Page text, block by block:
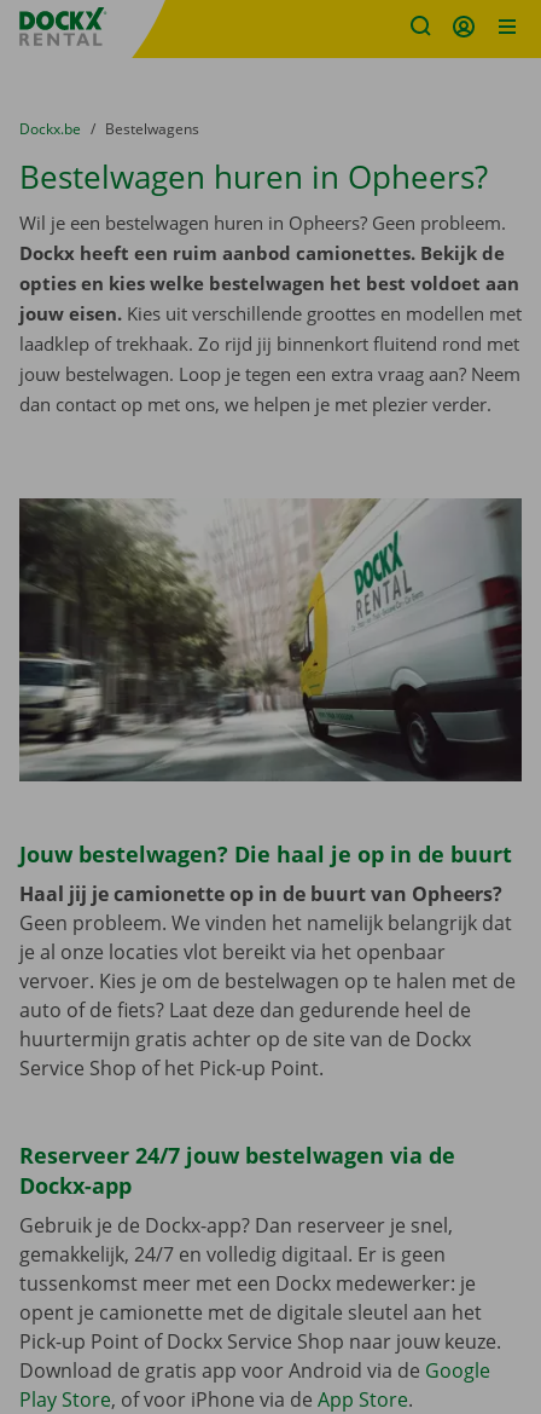
Fratello DEMO
U bevindt zich hier:
van
Dockx.be naar
Bestelwagens
Bestelwagen huren in Opheers?
Wil je een bestelwagen huren in Opheers? Geen probleem.
Dockx heeft een ruim aanbod camionettes. Bekijk de
opties en kies welke bestelwagen het best voldoet aan
jouw eisen. Kies uit verschillende groottes en modellen met
laadklep of trekhaak. Zo rijd jij binnenkort fluitend rond met
jouw bestelwagen. Loop je tegen een extra vraag aan? Neem
dan contact op met ons, we helpen je met plezier verder.
Jouw bestelwagen? Die haal je op in de buurt
Haal jij je camionette op in de buurt van Opheers?
Geen probleem. We vinden het namelijk belangrijk dat
je al onze locaties vlot bereikt via het openbaar
vervoer. Kies je om de bestelwagen op te halen met de
auto of de fiets? Laat deze dan gedurende heel de
huurtermijn gratis achter op de site van de Dockx
Service Shop of het Pick-up Point.
Reserveer 24/7 jouw bestelwagen via de
Dockx-app
Gebruik je de Dockx-app? Dan reserveer je snel,
gemakkelijk, 24/7 en volledig digitaal. Er is geen
tussenkomst meer met een Dockx medewerker: je
opent je camionette met de digitale sleutel aan het
Pick-up Point of Dockx Service Shop naar jouw keuze.
Download de gratis app voor Android via de Google
Play Store, of voor iPhone via de App Store.